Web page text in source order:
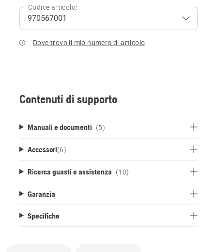
Codice articolo:
Dove trovo il mio numero di articolo
Contenuti di supporto
Manuali e documenti (5)
Accessori(6)
Ricerca guasti e assistenza (10)
Garanzia
Specifiche